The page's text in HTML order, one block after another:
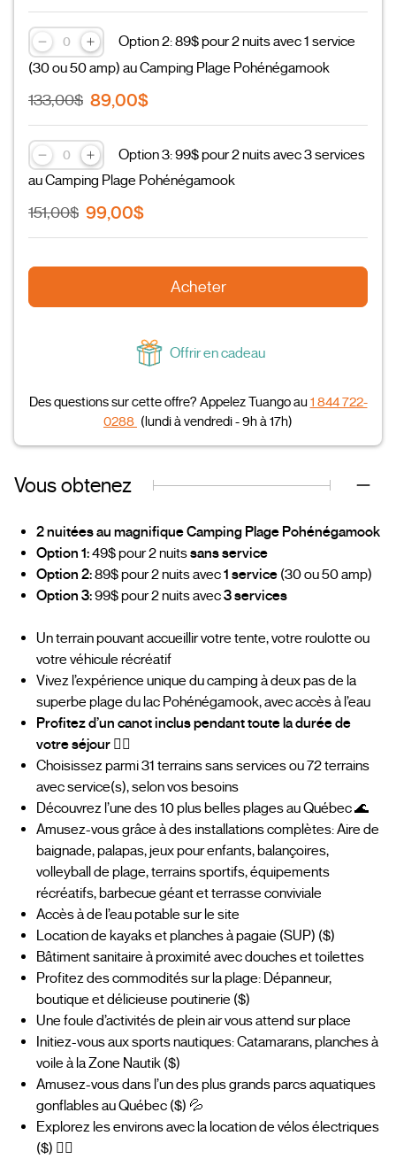
Option 2: 89$ pour 2 nuits avec 1 service
(30 ou 50 amp) au Camping Plage Pohénégamook
133,00$ 89,00$
Option 3: 99$ pour 2 nuits avec 3 services
au Camping Plage Pohénégamook
151,00$ 99,00$
Acheter
Offrir en cadeau
Des questions sur cette offre? Appelez Tuango au1 844 722-
0288 (lundi à vendredi - 9h à 17h)
Vous obtenez
2 nuitées au magnifique Camping Plage Pohénégamook
Option 1:49$ pour 2 nuitssans service
Option 2:89$ pour 2 nuits avec1 service (30 ou 50 amp)
Option 3:99$ pour 2 nuits avec3 services
Un terrain pouvant accueillir votre tente, votre roulotte ou
votre véhicule récréatif
Vivez l’expérience unique du camping à deux pas de la
superbe plage du lac Pohénégamook, avec accès à l’eau
Profitez d’un canot inclus pendant toute la durée de
votre séjour 🚣‍♂️
Choisissez parmi 31 terrains sans services ou 72 terrains
avec service(s), selon vos besoins
Découvrez l’une des 10 plus belles plages au Québec 🌊
Amusez-vous grâce à des installations complètes: Aire de
baignade, palapas, jeux pour enfants, balançoires,
volleyball de plage, terrains sportifs, équipements
récréatifs, barbecue géant et terrasse conviviale
Accès à de l’eau potable sur le site
Location de kayaks et planches à pagaie (SUP) ($)
Bâtiment sanitaire à proximité avec douches et toilettes
Profitez des commodités sur la plage: Dépanneur,
boutique et délicieuse poutinerie ($)
Une foule d’activités de plein air vous attend sur place
Initiez-vous aux sports nautiques: Catamarans, planches à
voile à la Zone Nautik ($)
Amusez-vous dans l’un des plus grands parcs aquatiques
gonflables au Québec ($) 💦
Explorez les environs avec la location de vélos électriques
($) 🚴‍♀️